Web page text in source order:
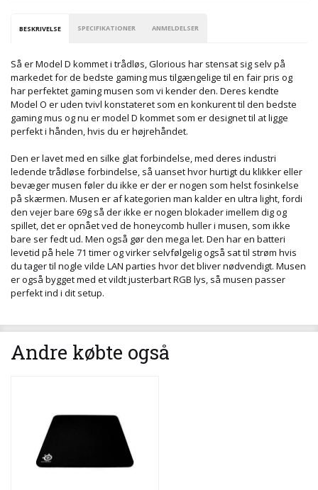
BESKRIVELSE SPECIFIKATIONER ANMELDELSER
Så er Model D kommet i trådløs, Glorious har stensat sig selv på
markedet for de bedste gaming mus tilgængelige til en fair pris og
har perfektet gaming musen som vi kender den. Deres kendte
Model O er uden tvivl konstateret som en konkurent til den bedste
gaming mus og nu er model D kommet som er designet til at ligge
perfekt i hånden, hvis du er højrehåndet.
Den er lavet med en silke glat forbindelse, med deres industri
ledende trådløse forbindelse, så uanset hvor hurtigt du klikker eller
bevæger musen føler du ikke er der er nogen som helst fosinkelse
på skærmen. Musen er af kategorien man kalder en ultra light, fordi
den vejer bare 69g så der ikke er nogen blokader imellem dig og
spillet, det er opnået ved de honeycomb huller i musen, som ikke
bare ser fedt ud. Men også gør den mega let. Den har en batteri
levetid på hele 71 timer og virker selvfølgelig også sat til strøm hvis
du tager til nogle vilde LAN parties hvor det bliver nødvendigt. Musen
er også bygget med et vildt justerbart RGB lys, så musen passer
perfekt ind i dit setup.
Andre købte også